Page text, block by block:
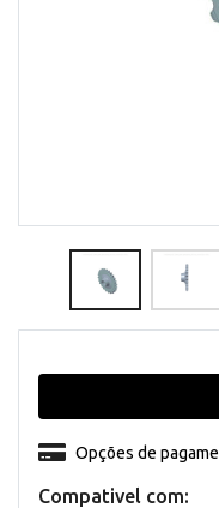
Compativel com:
Opções de